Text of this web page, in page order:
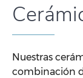
Nuestras
combinación